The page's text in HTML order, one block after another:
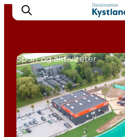
Det sker
Byer
Oplevelser
Overnatning
Sport og aktiviteter